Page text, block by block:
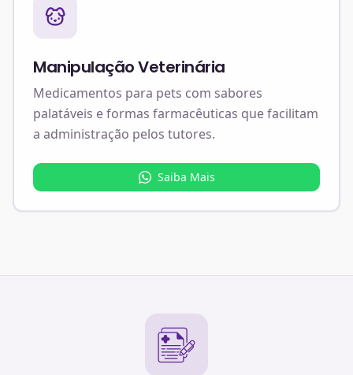
Manipulação Veterinária
Medicamentos para pets com sabores
palatáveis e formas farmacêuticas que facilitam
a administração pelos tutores.
Saiba Mais